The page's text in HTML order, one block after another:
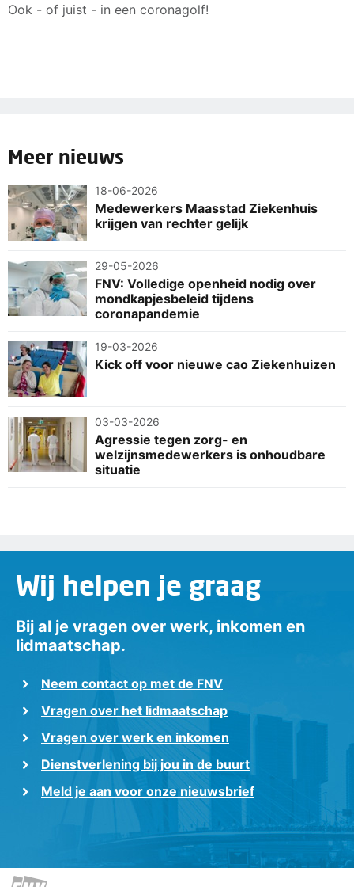
Ook - of juist - in een coronagolf!
Meer nieuws
18-06-2026
Medewerkers Maasstad Ziekenhuis
krijgen van rechter gelijk
29-05-2026
FNV: Volledige openheid nodig over
mondkapjesbeleid tijdens
coronapandemie
19-03-2026
Kick off voor nieuwe cao Ziekenhuizen
03-03-2026
Agressie tegen zorg- en
welzijnsmedewerkers is onhoudbare
situatie
Wij helpen je graag
Bij al je vragen over werk, inkomen en
lidmaatschap.
Neem contact op met de FNV
Vragen over het lidmaatschap
Vragen over werk en inkomen
Dienstverlening bij jou in de buurt
Meld je aan voor onze nieuwsbrief